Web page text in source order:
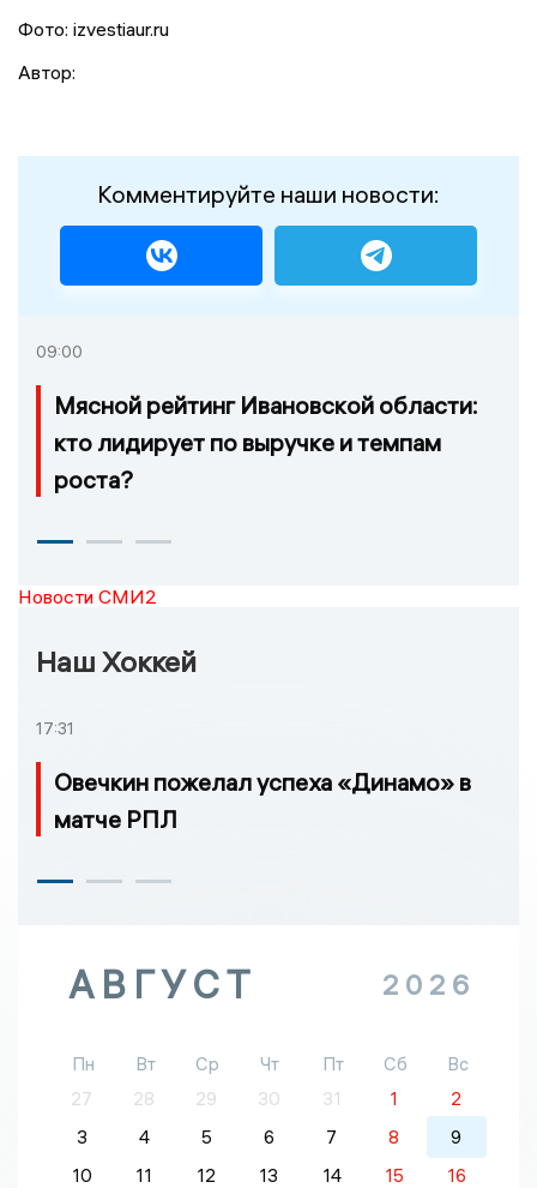
Фото: izvestiaur.ru
Автор:
Комментируйте наши новости:
09:00
Мясной рейтинг Ивановской области:
кто лидирует по выручке и темпам
роста?
Новости СМИ2
Наш Хоккей
17:31
Овечкин пожелал успеха «Динамо» в
матче РПЛ
АВГУСТ 2026
Пн Вт Ср Чт Пт Сб
Вс
27
28 29 30 31 1
2
3
4 5 6 7 8
9
10
11 12 13 14 15
16